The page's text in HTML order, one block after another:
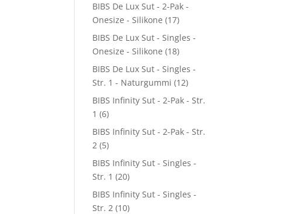
BIBS De Lux Sut - 2-Pak -
Onesize - Silikone (17)
BIBS De Lux Sut - Singles -
Onesize - Silikone (18)
BIBS De Lux Sut - Singles -
Str. 1 - Naturgummi (12)
BIBS Infinity Sut - 2-Pak - Str.
1 (6)
BIBS Infinity Sut - 2-Pak - Str.
2 (5)
BIBS Infinity Sut - Singles -
Str. 1 (20)
BIBS Infinity Sut - Singles -
Str. 2 (10)